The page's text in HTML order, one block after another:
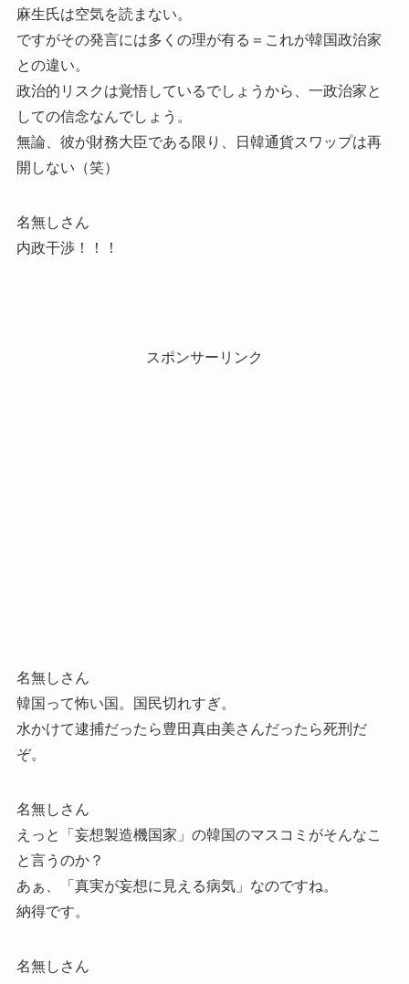
麻生氏は空気を読まない。
ですがその発言には多くの理が有る＝これが韓国政治家
との違い。
政治的リスクは覚悟しているでしょうから、一政治家と
しての信念なんでしょう。
無論、彼が財務大臣である限り、日韓通貨スワップは再
開しない（笑）
名無しさん
内政干渉！！！
スポンサーリンク
名無しさん
韓国って怖い国。国民切れすぎ。
水かけて逮捕だったら豊田真由美さんだったら死刑だ
ぞ。
名無しさん
えっと「妄想製造機国家」の韓国のマスコミがそんなこ
と言うのか？
あぁ、「真実が妄想に見える病気」なのですね。
納得です。
名無しさん